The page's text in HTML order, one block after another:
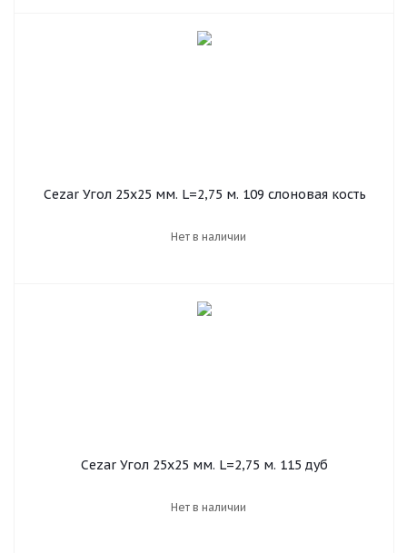
Cezar Угол 25х25 мм. L=2,75 м. 109 слоновая кость
Нет в наличии
Cezar Угол 25х25 мм. L=2,75 м. 115 дуб
Нет в наличии